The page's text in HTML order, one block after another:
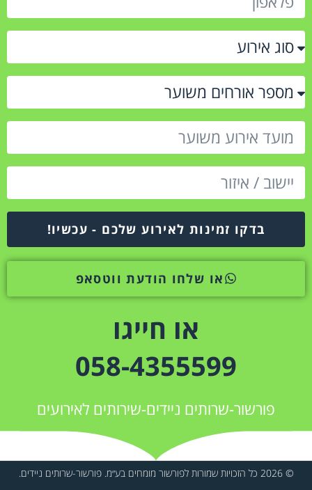
בדקו זמינות לאירוע שלכם - עכשיו!
או שלחו הודעת ווטסאפ
או חייגו
058-4355599
פורשור-שרותים ניידים-שירותים לאירועים
© 2026 כל הזכויות שמורות לפורשור מומחים בע״מ. פורשור-שרותים ניידים.